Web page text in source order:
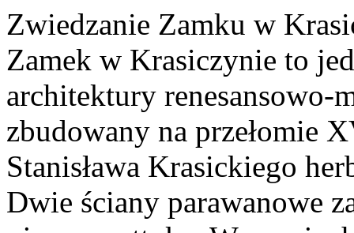
Zwiedzanie Zamku w
Zamek w Krasiczynie to
architektury renesansowo-
zbudowany na przełomie
Stanisława Krasickiego
Dwie ściany parawanowe